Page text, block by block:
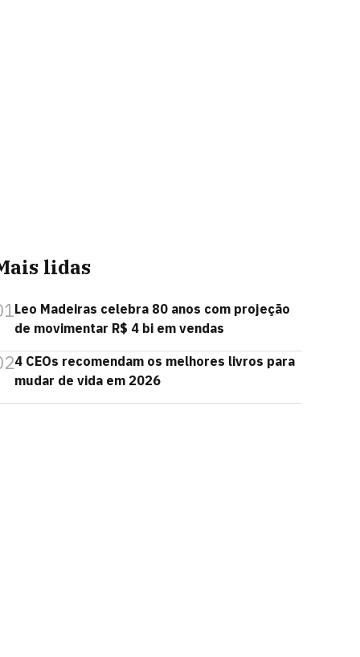
lidas
Leo Madeiras celebra 80 anos com projeção
de movimentar R$ 4 bi em vendas
4 CEOs recomendam os melhores livros para
mudar de vida em 2026